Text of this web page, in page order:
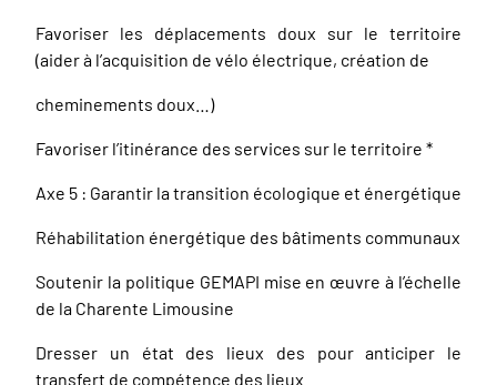
Favoriser les déplacements doux sur le territoire
(aider à l’acquisition de vélo électrique, création de
cheminements doux…)
Favoriser l’itinérance des services sur le territoire *
Axe 5 : Garantir la transition écologique et énergétique
Réhabilitation énergétique des bâtiments communaux
Soutenir la politique GEMAPI mise en œuvre à l’échelle
de la Charente Limousine
Dresser un état des lieux des pour anticiper le
transfert de compétence des lieux